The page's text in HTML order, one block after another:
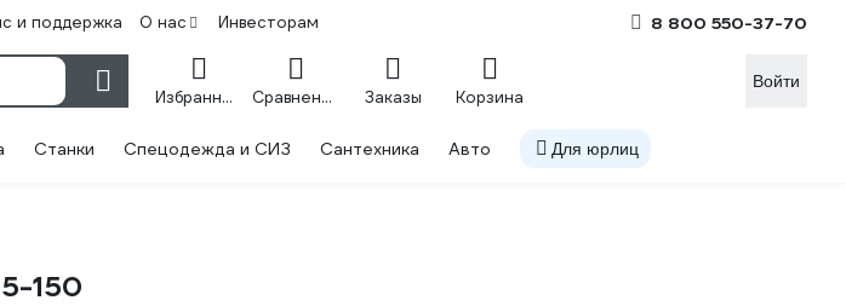
и поддержка О нас Инвесторам 8 800 550-37-70
Избранное Сравнение Заказы Корзина
Войти
Станки Спецодежда и СИЗ Сантехника Авто Для юрлиц
150